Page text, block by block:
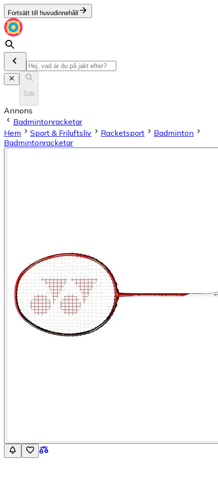
Fortsätt till huvudinnehåll
Sök
Annons
Badmintonracketar
Hem
Sport & Friluftsliv Racketsport
Badminton
Badmintonracketar